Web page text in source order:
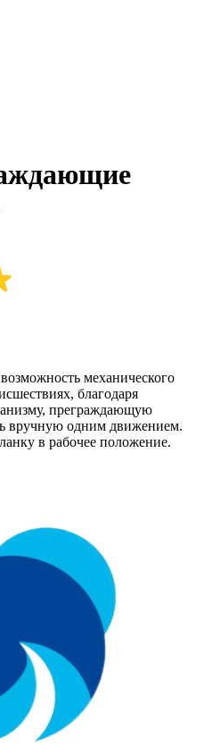
механического
благодаря
преграждающую
вручную одним движением.
в рабочее положение.